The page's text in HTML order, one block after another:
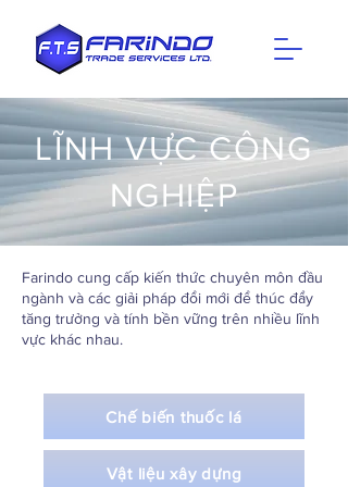
LĨNH VỰC CÔNG
NGHIỆP
Farindo cung cấp kiến ​​thức chuyên môn đầu
ngành và các giải pháp đổi mới để thúc đẩy
tăng trưởng và tính bền vững trên nhiều lĩnh
vực khác nhau.
Chế biến thuốc lá
Vật liệu xây dựng